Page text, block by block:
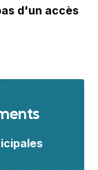
d'un accès